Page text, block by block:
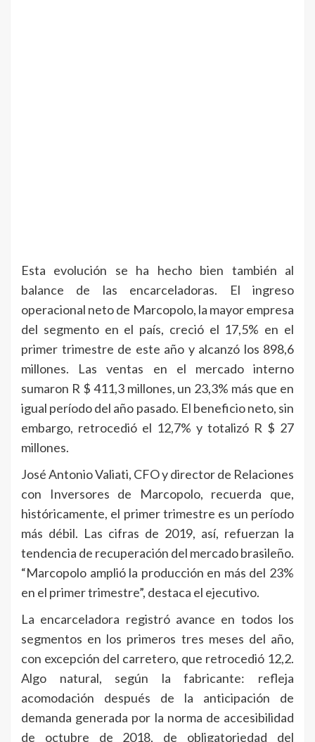
Esta evolución se ha hecho bien también al
balance de las encarceladoras. El ingreso
operacional neto de Marcopolo, la mayor empresa
del segmento en el país, creció el 17,5% en el
primer trimestre de este año y alcanzó los 898,6
millones. Las ventas en el mercado interno
sumaron R $ 411,3 millones, un 23,3% más que en
igual período del año pasado. El beneficio neto, sin
embargo, retrocedió el 12,7% y totalizó R $ 27
millones.
José Antonio Valiati, CFO y director de Relaciones
con Inversores de Marcopolo, recuerda que,
históricamente, el primer trimestre es un período
más débil. Las cifras de 2019, así, refuerzan la
tendencia de recuperación del mercado brasileño.
“Marcopolo amplió la producción en más del 23%
en el primer trimestre”, destaca el ejecutivo.
La encarceladora registró avance en todos los
segmentos en los primeros tres meses del año,
con excepción del carretero, que retrocedió 12,2.
Algo natural, según la fabricante: refleja
acomodación después de la anticipación de
demanda generada por la norma de accesibilidad
de octubre de 2018, de obligatoriedad del